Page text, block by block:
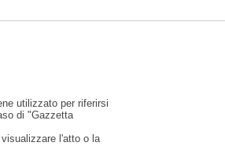
utilizzato per riferirsi
di "Gazzetta
l'atto o la